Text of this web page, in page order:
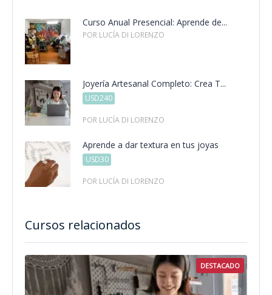
Cursos relacionados
DESTACADO
Curso Anual Presencial: Aprende de...
POR LUCÍA DI LORENZO
Joyería Artesanal Completo: Crea T...
USD240
POR LUCÍA DI LORENZO
Aprende a dar textura en tus joyas
USD30
POR LUCÍA DI LORENZO